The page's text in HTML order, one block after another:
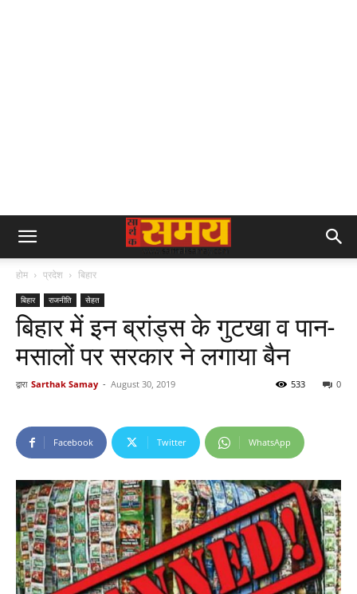
होम प्रदेश बिहार
बिहार राजनीति सेहत
बिहार में इन ब्रांड्स के गुटखा व पान-
मसालों पर सरकार ने लगाया बैन
द्वारा Sarthak Samay - August 30, 2019 0
533
Facebook Twitter WhatsApp